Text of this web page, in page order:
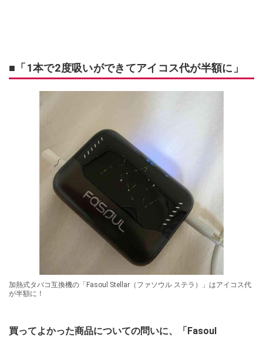
■「1本で2度吸いができてアイコス代が半額に」
加熱式タバコ互換機の「Fasoul Stellar（ファソウル ステラ）」はアイコス代
が半額に！
買ってよかった商品についての問いに、「Fasoul